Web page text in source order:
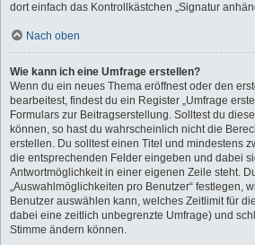
dort einfach das Kontrollkästchen „Signatur
Nach oben
Wie kann ich eine Umfrage erstellen?
Wenn du ein neues Thema eröffnest oder den
bearbeitest, findest du ein Register „Umfrage
Formulars zur Beitragserstellung. Solltest du
können, so hast du wahrscheinlich nicht die
erstellen. Du solltest einen Titel und mindestens
die entsprechenden Felder eingeben und dabei
Antwortmöglichkeit in einer eigenen Zeile steht.
„Auswahlmöglichkeiten pro Benutzer“ festlegen,
Benutzer auswählen kann, welches Zeitlimit für
dabei eine zeitlich unbegrenzte Umfrage) und
Stimme ändern können.